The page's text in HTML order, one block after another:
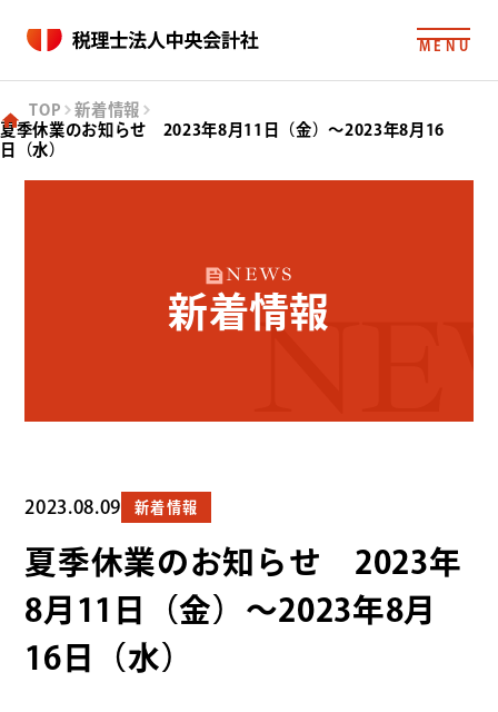
MENU
TOP
新着情報
夏季休業のお知らせ 2023年8月11日（金）～2023年8月16
日（水）
NEWS
新着情報
2023.08.09 新着情報
夏季休業のお知らせ 2023年
8月11日（金）～2023年8月
16日（水）